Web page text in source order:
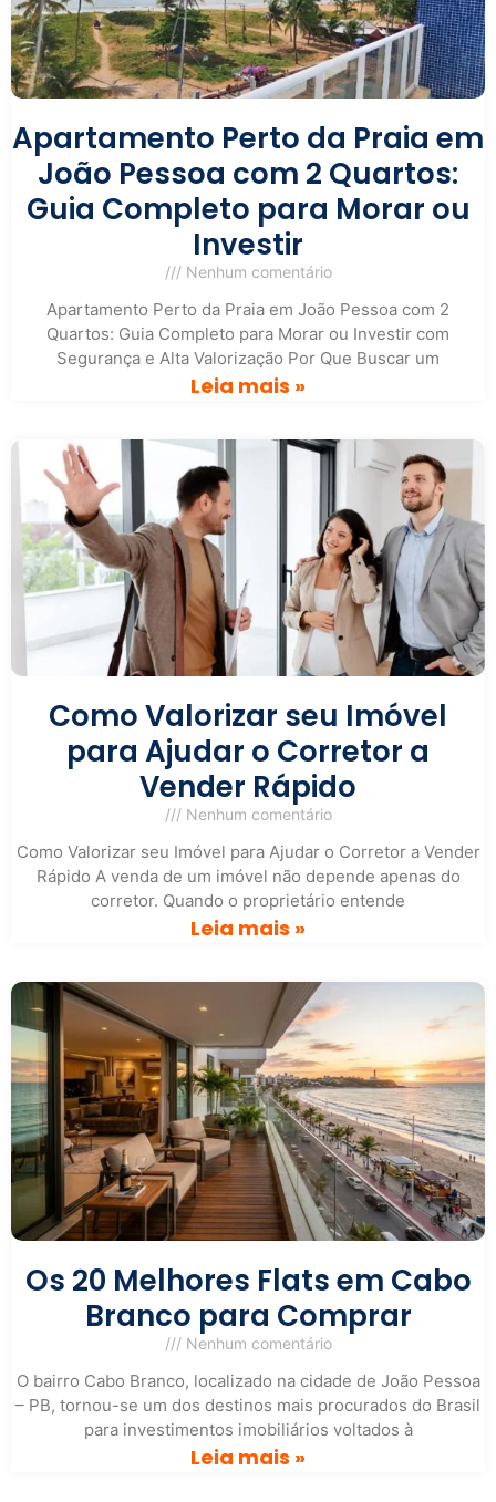
Apartamento Perto da Praia em
João Pessoa com 2 Quartos:
Guia Completo para Morar ou
Investir
Nenhum comentário
Apartamento Perto da Praia em João Pessoa com 2
Quartos: Guia Completo para Morar ou Investir com
Segurança e Alta Valorização Por Que Buscar um
Leia mais »
Como Valorizar seu Imóvel
para Ajudar o Corretor a
Vender Rápido
Nenhum comentário
Como Valorizar seu Imóvel para Ajudar o Corretor a Vender
Rápido A venda de um imóvel não depende apenas do
corretor. Quando o proprietário entende
Leia mais »
Os 20 Melhores Flats em Cabo
Branco para Comprar
Nenhum comentário
O bairro Cabo Branco, localizado na cidade de João Pessoa
– PB, tornou-se um dos destinos mais procurados do Brasil
para investimentos imobiliários voltados à
Leia mais »